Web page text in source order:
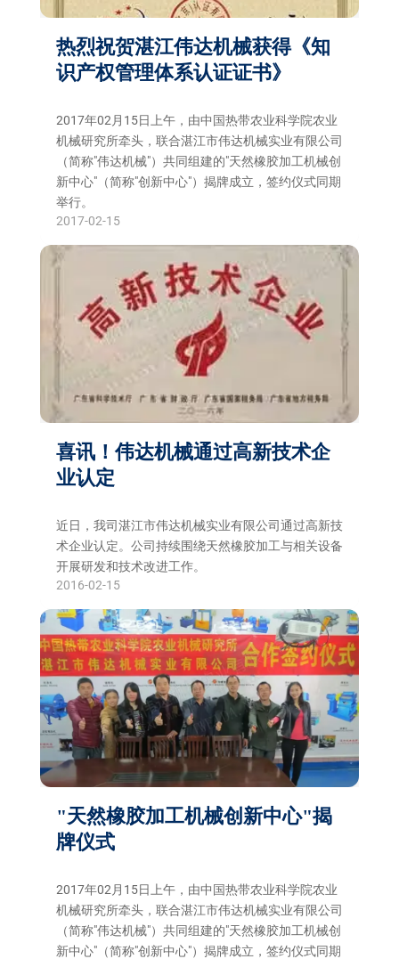
热烈祝贺湛江伟达机械获得《知
识产权管理体系认证证书》
2017年02月15日上午，由中国热带农业科学院农业
机械研究所牵头，联合湛江市伟达机械实业有限公司
（简称"伟达机械"）共同组建的"天然橡胶加工机械创
新中心"（简称"创新中心"）揭牌成立，签约仪式同期
举行。
2017-02-15
喜讯！伟达机械通过高新技术企
业认定
近日，我司湛江市伟达机械实业有限公司通过高新技
术企业认定。公司持续围绕天然橡胶加工与相关设备
开展研发和技术改进工作。
2016-02-15
"天然橡胶加工机械创新中心"揭
牌仪式
2017年02月15日上午，由中国热带农业科学院农业
机械研究所牵头，联合湛江市伟达机械实业有限公司
（简称"伟达机械"）共同组建的"天然橡胶加工机械创
新中心"（简称"创新中心"）揭牌成立，签约仪式同期